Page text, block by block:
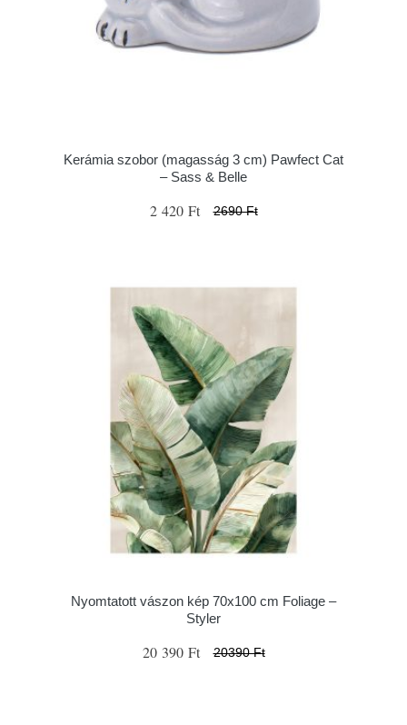
Kerámia szobor (magasság 3 cm) Pawfect Cat
– Sass & Belle
2 420 Ft 2690 Ft
Nyomtatott vászon kép 70x100 cm Foliage –
Styler
20 390 Ft 20390 Ft